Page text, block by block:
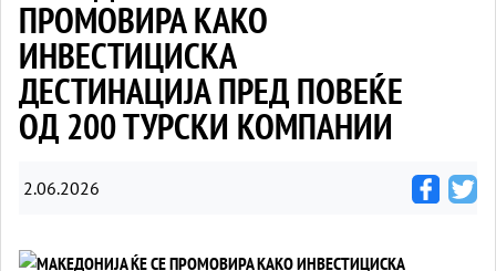
ПРОМОВИРА КАКО
ИНВЕСТИЦИСКА
ДЕСТИНАЦИЈА ПРЕД ПОВЕЌЕ
ОД 200 ТУРСКИ КОМПАНИИ
2.06.2026